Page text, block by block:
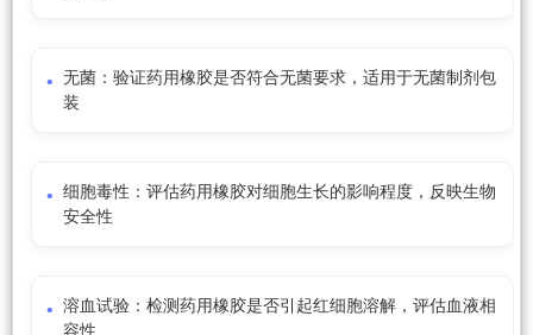
无菌：验证药用橡胶是否符合无菌要求，适用于无菌制剂包
装
细胞毒性：评估药用橡胶对细胞生长的影响程度，反映生物
安全性
溶血试验：检测药用橡胶是否引起红细胞溶解，评估血液相
容性